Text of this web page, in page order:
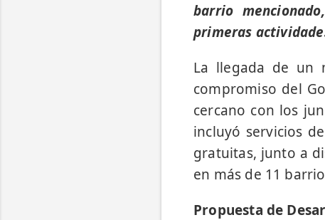
barrio
primeras
La llegada de un
compromiso del
cercano con los
incluyó servicios
gratuitas, junto a
en más de 11
Propuesta de